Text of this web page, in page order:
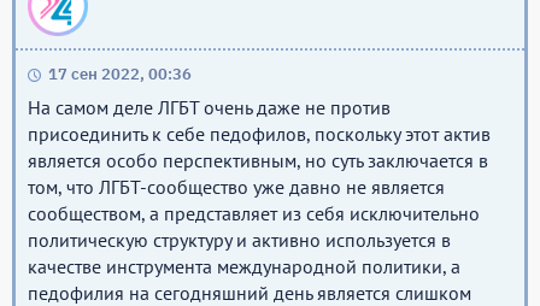
17 сен 2022, 00:36
На самом деле ЛГБТ очень даже не против
присоединить к себе педофилов, поскольку этот актив
является особо перспективным, но суть заключается в
том, что ЛГБТ-сообщество уже давно не является
сообществом, а представляет из себя исключительно
политическую структуру и активно используется в
качестве инструмента международной политики, а
педофилия на сегодняшний день является слишком